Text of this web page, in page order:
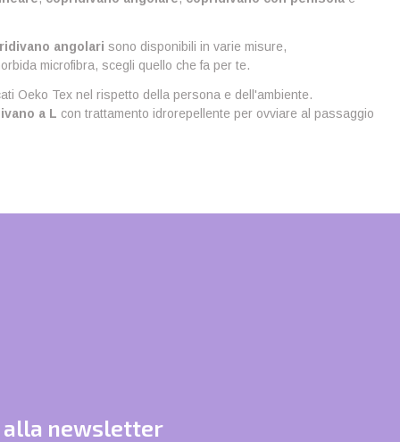
angolari sono disponibili in varie misure,
microfibra, scegli quello che fa per te.
Oeko Tex nel rispetto della persona e dell'ambiente.
a L con trattamento idrorepellente per ovviare al passaggio
newsletter